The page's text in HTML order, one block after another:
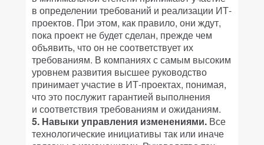
в определении требований и реализации ИТ-
проектов. При этом, как правило, они ждут,
пока проект не будет сделан, прежде чем
объявить, что он не соответствует их
требованиям. В компаниях с самым высоким
уровнем развития высшее руководство
принимает участие в ИТ-проектах, понимая,
что это послужит гарантией выполнения
и соответствия требованиям и ожиданиям.
5. Навыки управления изменениями. Все
технологические инициативы так или иначе